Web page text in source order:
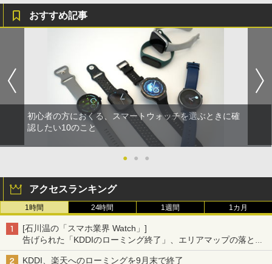
おすすめ記事
初心者の方におくる、スマートウォッチを選ぶときに確
認したい10のこと
● ● ●
アクセスランキング
1時間 24時間 1週間 1カ月
[石川温の「スマホ業界 Watch」]
告げられた「KDDIのローミング終了」、エリアマップの落とし
穴と楽天モバイルの課題
KDDI、楽天へのローミングを9月末で終了